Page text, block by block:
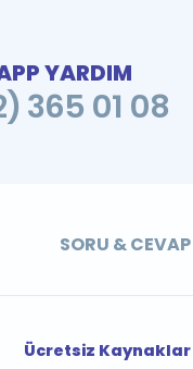
YARDIM
365 01 08
SORU & CEVAP
Ücretsiz Kaynaklar